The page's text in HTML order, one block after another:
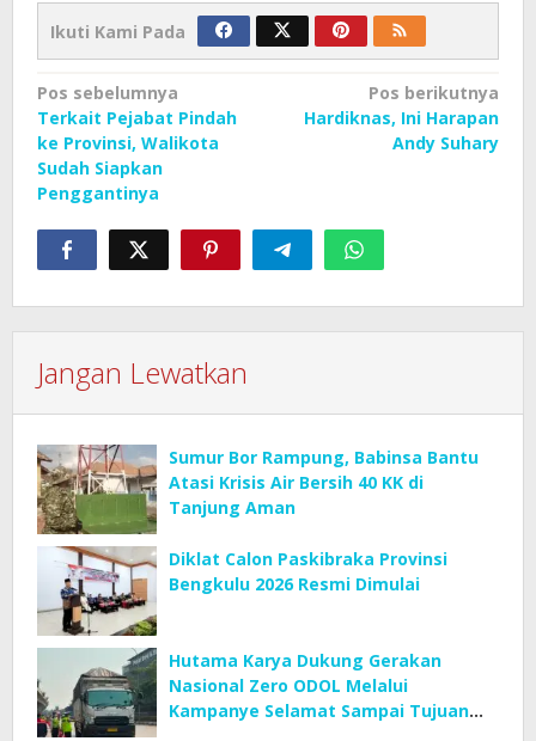
Ikuti Kami Pada
Navigasi
pos
Pos sebelumnya
Terkait Pejabat Pindah
ke Provinsi, Walikota
Sudah Siapkan
Penggantinya
Pos berikutnya
Hardiknas, Ini Harapan
Andy Suhary
Jangan Lewatkan
Sumur Bor Rampung, Babinsa Bantu
Atasi Krisis Air Bersih 40 KK di
Tanjung Aman
Diklat Calon Paskibraka Provinsi
Bengkulu 2026 Resmi Dimulai
Hutama Karya Dukung Gerakan
Nasional Zero ODOL Melalui
Kampanye Selamat Sampai Tujuan